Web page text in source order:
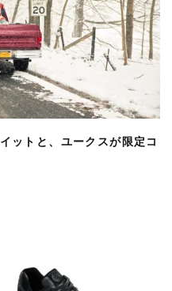
ットと、ユークスが限定コ